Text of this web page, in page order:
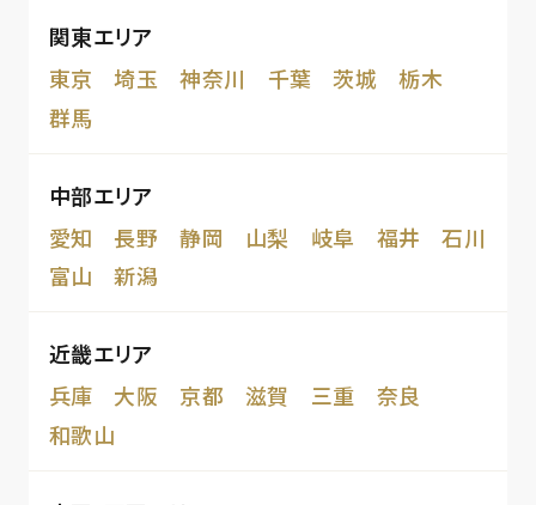
関東エリア
東京
埼玉 神奈川 千葉 茨城
栃木
群馬
中部エリア
愛知
長野 静岡 山梨 岐阜 福井
石川
富山
新潟
近畿エリア
兵庫
大阪 京都 滋賀 三重
奈良
和歌山